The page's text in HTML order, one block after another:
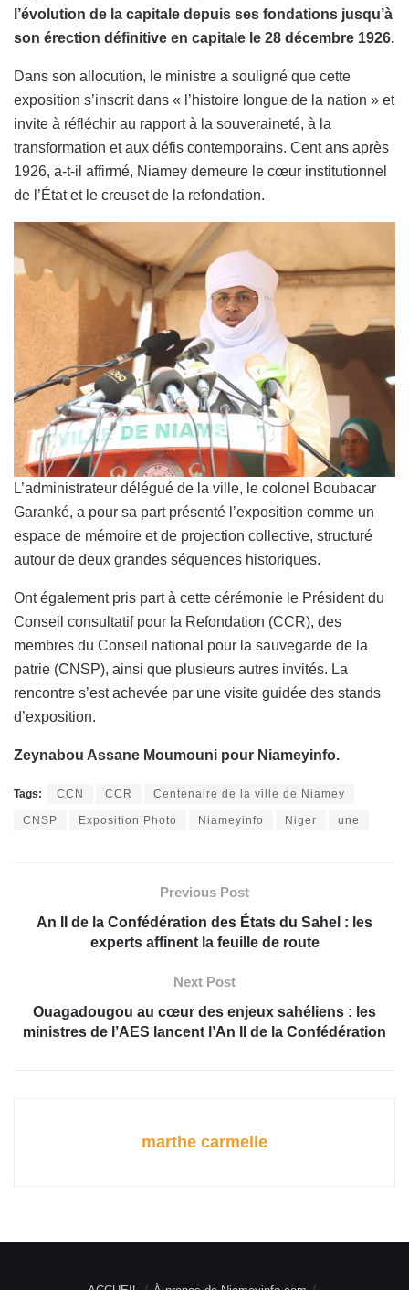
l’évolution de la capitale depuis ses fondations jusqu’à
son érection définitive en capitale le 28 décembre 1926.
Dans son allocution, le ministre a souligné que cette
exposition s’inscrit dans « l’histoire longue de la nation » et
invite à réfléchir au rapport à la souveraineté, à la
transformation et aux défis contemporains. Cent ans après
1926, a-t-il affirmé, Niamey demeure le cœur institutionnel
de l’État et le creuset de la refondation.
L’administrateur délégué de la ville, le colonel Boubacar
Garanké, a pour sa part présenté l’exposition comme un
espace de mémoire et de projection collective, structuré
autour de deux grandes séquences historiques.
Ont également pris part à cette cérémonie le Président du
Conseil consultatif pour la Refondation (CCR), des
membres du Conseil national pour la sauvegarde de la
patrie (CNSP), ainsi que plusieurs autres invités. La
rencontre s’est achevée par une visite guidée des stands
d’exposition.
Zeynabou Assane Moumouni pour Niameyinfo.
Tags: CCN CCR Centenaire de la ville de Niamey
CNSP Exposition Photo Niameyinfo Niger une
Previous Post
An II de la Confédération des États du Sahel : les
experts affinent la feuille de route
Next Post
Ouagadougou au cœur des enjeux sahéliens : les
ministres de l’AES lancent l’An II de la Confédération
marthe carmelle